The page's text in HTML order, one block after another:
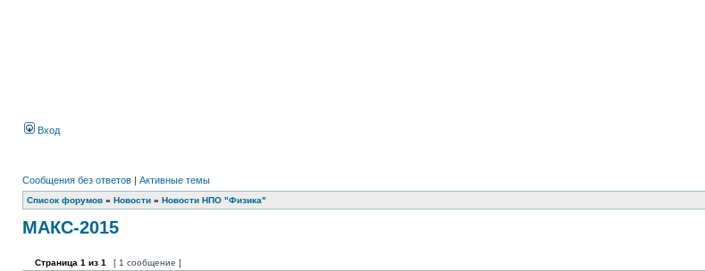
Вход
Сообщения без ответов | Активные темы
Список форумов » Новости » Новости НПО "Физика"
МАКС-2015
Страница 1 из 1 [ 1 сообщение ]